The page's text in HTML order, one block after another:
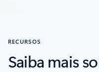
RECURSOS
Saiba mais